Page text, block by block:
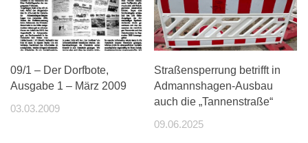
09/1 – Der Dorfbote,
Ausgabe 1 – März 2009
03.03.2009
Straßensperrung betrifft in
Admannshagen-Ausbau
auch die „Tannenstraße“
09.06.2025